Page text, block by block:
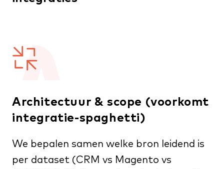
Architectuur & scope (voorkomt
integratie-spaghetti)
We bepalen samen welke bron leidend is
per dataset (CRM vs Magento vs